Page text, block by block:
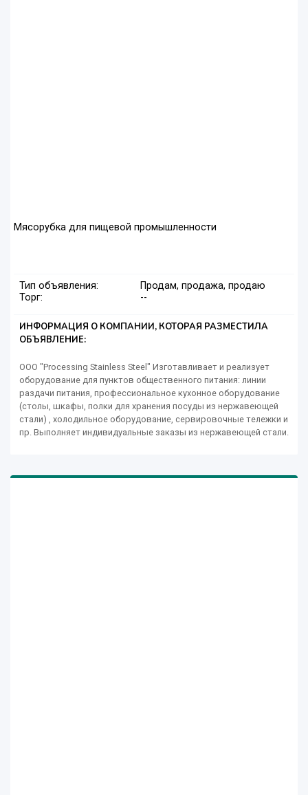
Мясорубка для пищевой промышленности
Тип объявления:
Продам, продажа, продаю
Торг:
--
ИНФОРМАЦИЯ О КОМПАНИИ, КОТОРАЯ РАЗМЕСТИЛА
ОБЪЯВЛЕНИЕ:
ООО "Processing Stainless Steel" Изготавливает и реализует
оборудование для пунктов общественного питания: линии
раздачи питания, профессиональное кухонное оборудование
(столы, шкафы, полки для хранения посуды из нержавеющей
стали) , холодильное оборудование, сервировочные тележки и
пр. Выполняет индивидуальные заказы из нержавеющей стали.